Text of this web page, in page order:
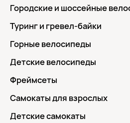
Городские и шоссейные
Туринг и гревел-байки
Горные велосипеды
Детские велосипеды
Фреймсеты
Самокаты для взрослых
Детские самокаты